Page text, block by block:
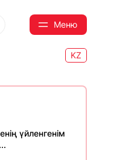
Меню
KZ
үйленгенім